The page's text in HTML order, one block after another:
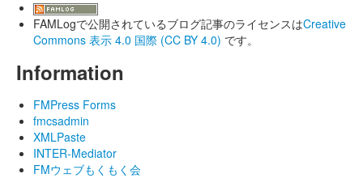
FAMLogで公開されているブログ記事のライセンスはCreative
Commons 表示 4.0 国際 (CC BY 4.0) です。
Information
FMPress Forms
fmcsadmin
XMLPaste
INTER-Mediator
FMウェブもくもく会